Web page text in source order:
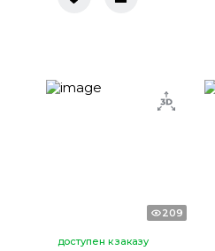
209
доступен к заказу